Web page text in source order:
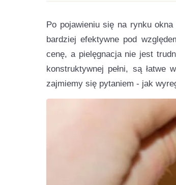
Po pojawieniu się na rynku
bardziej efektywne pod
cenę, a pielęgnacja nie jest
konstruktywnej pełni, są łatwe
zajmiemy się pytaniem - jak